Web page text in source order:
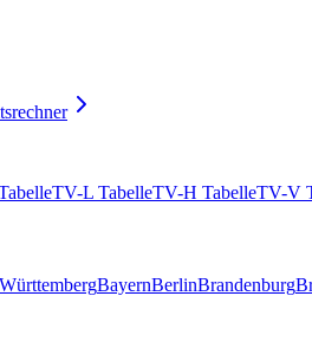
TV-L TabelleTV-H TabelleTV-V
BayernBerlinBrandenburg